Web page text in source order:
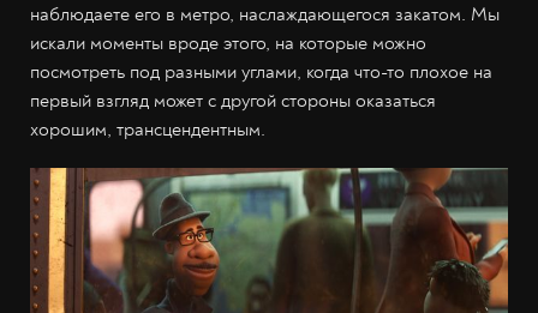
наблюдаете его в метро, наслаждающегося закатом. Мы
искали моменты вроде этого, на которые можно
посмотреть под разными углами, когда что-то плохое на
первый взгляд может с другой стороны оказаться
хорошим, трансцендентным.